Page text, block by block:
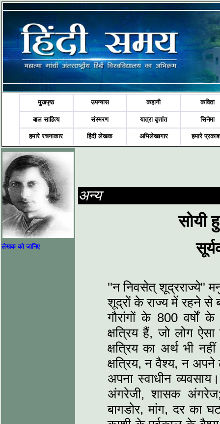
मुखपृष्ठ उपन्यास कहानी कविता
बाल साहित्य संस्मरण यात्रा वृत्तांत सिनेमा
हमारे रचनाकार हिंदी लेखक अभिलेखागार हमारे
लेखक को जानिए
अन्य
सोयी
''न निवसेत् शूद्रराज्ये''
शूद्रों के राज्य में रहने से
गौरांगों के 800 वर्षों
क्षत्रिय हैं, जो लोग
क्षत्रिय का अर्थ भी
क्षत्रिय, न वैश्य, न अपने
अपना स्वाधीन
अंगरेजी, शासक अंगरेज;
बागडोर, मांग, दर का